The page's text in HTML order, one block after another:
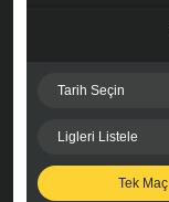
Tarih Seçin
Ligleri Listele
Tek Maç